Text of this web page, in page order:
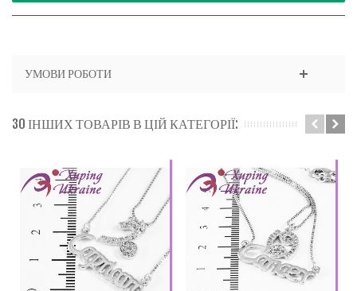
УМОВИ РОБОТИ
30 ІНШИХ ТОВАРІВ В ЦІЙ КАТЕГОРІЇ: